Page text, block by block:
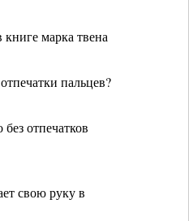
марка твена
пальцев?
отпечатков
свою руку в